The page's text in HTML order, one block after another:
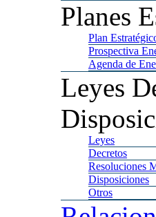
Planes
Plan
Prospectiva
Agenda de
Leyes
Leyes
Decretos
Resoluciones
Disposiciones
Otros